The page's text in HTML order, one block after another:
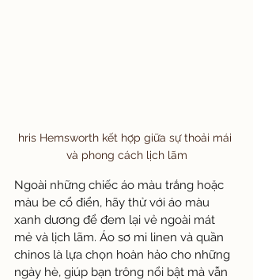
hris Hemsworth kết hợp giữa sự thoải mái
và phong cách lịch lãm
Ngoài những chiếc áo màu trắng hoặc
màu be cổ điển, hãy thử với áo màu
xanh dương để đem lại vẻ ngoài mát
mẻ và lịch lãm. Áo sơ mi linen và quần
chinos là lựa chọn hoàn hảo cho những
ngày hè, giúp bạn trông nổi bật mà vẫn